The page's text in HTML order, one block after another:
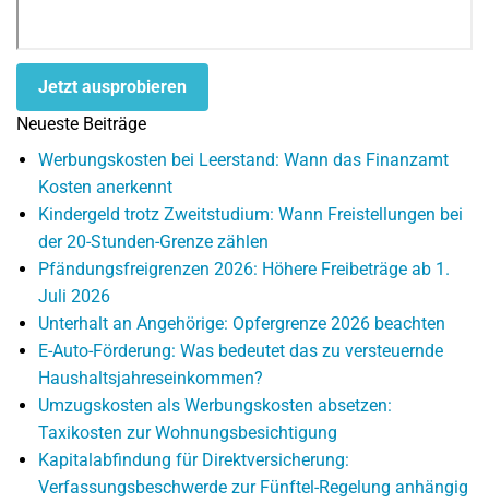
Jetzt ausprobieren
Neueste Beiträge
Werbungskosten bei Leerstand: Wann das Finanzamt
Kosten anerkennt
Kindergeld trotz Zweitstudium: Wann Freistellungen bei
der 20-Stunden-Grenze zählen
Pfändungsfreigrenzen 2026: Höhere Freibeträge ab 1.
Juli 2026
Unterhalt an Angehörige: Opfergrenze 2026 beachten
E-Auto-Förderung: Was bedeutet das zu versteuernde
Haushaltsjahreseinkommen?
Umzugskosten als Werbungskosten absetzen:
Taxikosten zur Wohnungsbesichtigung
Kapitalabfindung für Direktversicherung:
Verfassungsbeschwerde zur Fünftel-Regelung anhängig